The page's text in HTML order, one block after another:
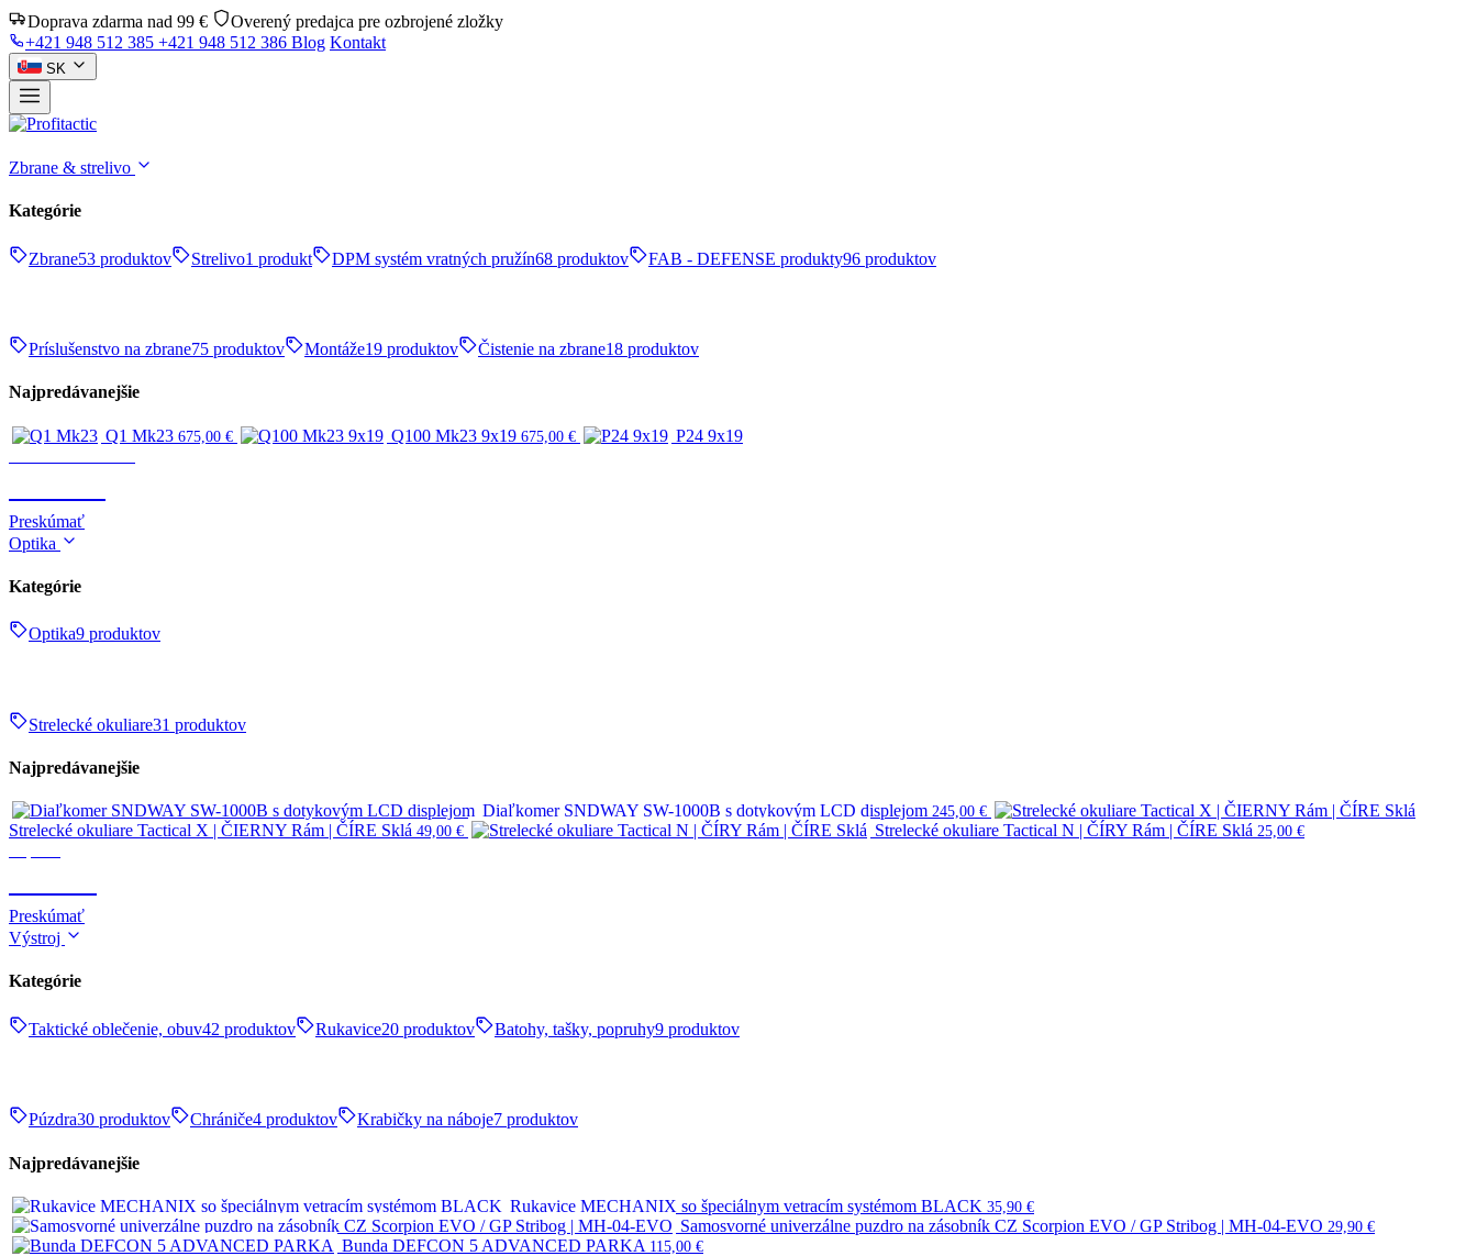
Doprava zdarma nad 99 €
Overený predajca pre ozbrojené zložky
+421 948 512 385 +421 948 512 386 Blog Kontakt
SK
Zbrane & strelivo
Kategórie
Zbrane53 produktov Strelivo1 produkt DPM systém vratných pružín68 produktov FAB - DEFENSE produkty96 produktov
Príslušenstvo na zbrane75 produktov Montáže19 produktov Čistenie na zbrane18 produktov
Najpredávanejšie
Q1 Mk23 675,00 € Q100 Mk23 9x19 675,00 €
P24 9x19
Preskúmať
Optika
Kategórie
Optika9 produktov
Strelecké okuliare31 produktov
Najpredávanejšie
Diaľkomer SNDWAY SW-1000B s dotykovým LCD displejom 245,00 €
Strelecké okuliare Tactical X | ČIERNY Rám | ČÍRE Sklá 49,00 € Strelecké okuliare Tactical N | ČÍRY Rám | ČÍRE Sklá 25,00 €
Preskúmať
Výstroj
Kategórie
Taktické oblečenie, obuv42 produktov Rukavice20 produktov Batohy, tašky, popruhy9 produktov
Púzdra30 produktov Chrániče4 produktov Krabičky na náboje7 produktov
Najpredávanejšie
Rukavice MECHANIX so špeciálnym vetracím systémom BLACK 35,90 €
Samosvorné univerzálne puzdro na zásobník CZ Scorpion EVO / GP Stribog | MH-04-EVO 29,90 €
Bunda DEFCON 5 ADVANCED PARKA 115,00 €